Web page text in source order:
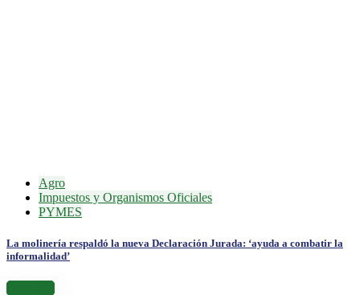
Agro
Impuestos y Organismos Oficiales
PYMES
La molinería respaldó la nueva Declaración Jurada: ‘ayuda a combatir la
informalidad’